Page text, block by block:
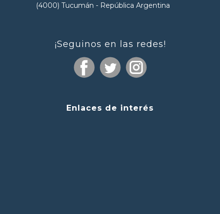
(4000) Tucumán - República Argentina
¡Seguinos en las redes!
Enlaces de interés